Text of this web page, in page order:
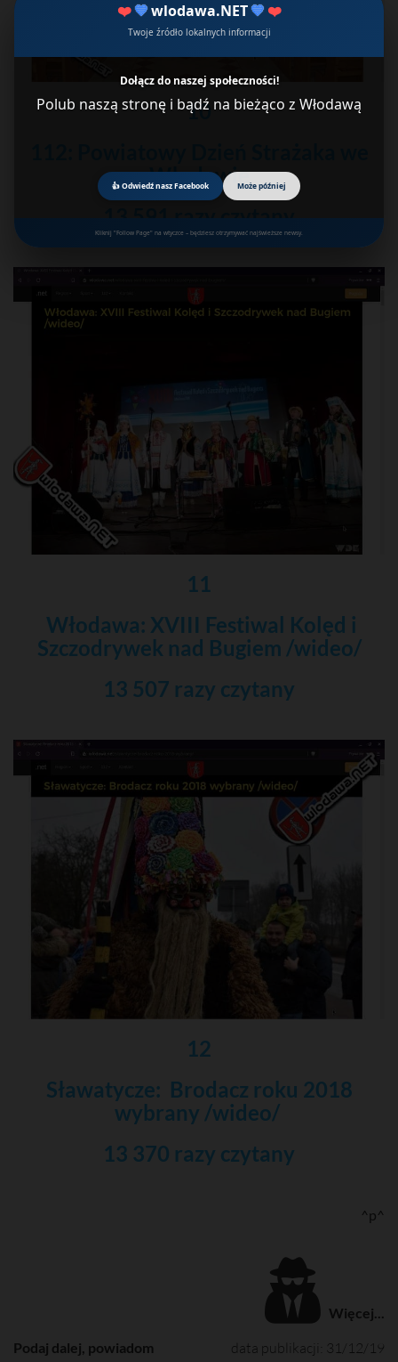
❤️ 💙wlodawa.NET💙❤️
Twoje źródło lokalnych informacji
Dołącz do naszej społeczności!
Polub naszą stronę i bądź na bieżąco z Włodawą
👍 Odwiedź nasz Facebook Może później
Kliknij "Follow Page" na wtyczce – będziesz otrzymywać najświeższe newsy.
10
Włodawie
11
Włodawa: XVIII Festiwal Kolęd i
Szczodrywek nad Bugiem /wideo/
13 507 razy czytany
12
Sławatycze: Brodacz roku 2018
wybrany /wideo/
13 370 razy czytany
^p^
Więcej...
data publikacji: 31/12/19
Podaj dalej, powiadom